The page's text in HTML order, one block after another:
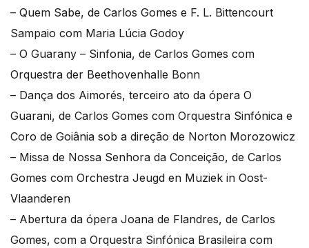
– Quem Sabe, de Carlos Gomes e F. L. Bittencourt
Sampaio com Maria Lúcia Godoy
– O Guarany – Sinfonia, de Carlos Gomes com
Orquestra der Beethovenhalle Bonn
– Dança dos Aimorés, terceiro ato da ópera O
Guarani, de Carlos Gomes com Orquestra Sinfónica e
Coro de Goiânia sob a direção de Norton Morozowicz
– Missa de Nossa Senhora da Conceição, de Carlos
Gomes com Orchestra Jeugd en Muziek in Oost-
Vlaanderen
– Abertura da ópera Joana de Flandres, de Carlos
Gomes, com a Orquestra Sinfónica Brasileira com